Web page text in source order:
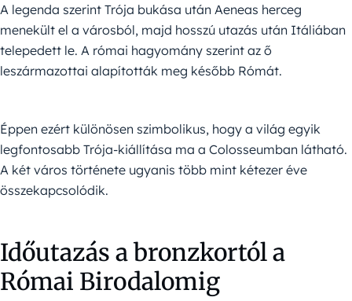
A legenda szerint Trója bukása után Aeneas herceg
menekült el a városból, majd hosszú utazás után Itáliában
telepedett le. A római hagyomány szerint az ő
leszármazottai alapították meg később Rómát.
Éppen ezért különösen szimbolikus, hogy a világ egyik
legfontosabb Trója-kiállítása ma a Colosseumban látható.
A két város története ugyanis több mint kétezer éve
összekapcsolódik.
Időutazás a bronzkortól a
Római Birodalomig